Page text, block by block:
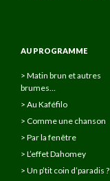
AU PROGRAMME
> Matin brun et autres
brumes…
> Au Kaféfilo
> Comme une chanson
> Par la fenêtre
> L’effet Dahomey
> Un p’tit coin d’paradis ?